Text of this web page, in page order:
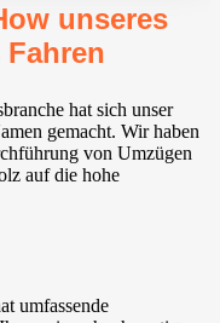
unseres
hat sich unser
gemacht. Wir haben
von Umzügen
auf die hohe
umfassende